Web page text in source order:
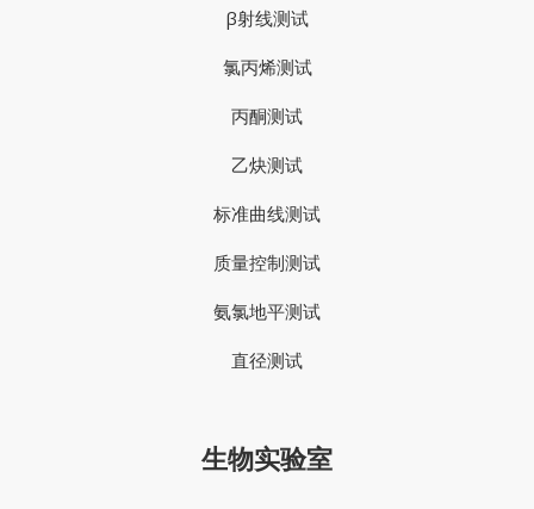
β射线测试
氯丙烯测试
丙酮测试
乙炔测试
标准曲线测试
质量控制测试
氨氯地平测试
直径测试
生物实验室